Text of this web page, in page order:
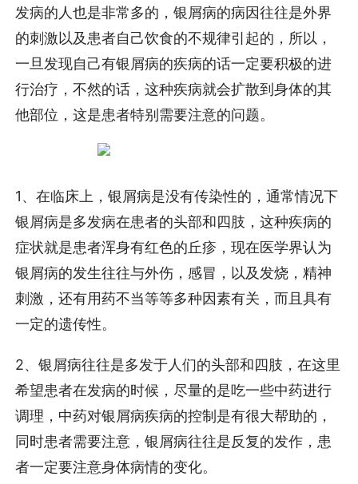
发病的人也是非常多的，银屑病的病因往往是外界
的刺激以及患者自己饮食的不规律引起的，所以，
一旦发现自己有银屑病的疾病的话一定要积极的进
行治疗，不然的话，这种疾病就会扩散到身体的其
他部位，这是患者特别需要注意的问题。
1、在临床上，银屑病是没有传染性的，通常情况下
银屑病是多发病在患者的头部和四肢，这种疾病的
症状就是患者浑身有红色的丘疹，现在医学界认为
银屑病的发生往往与外伤，感冒，以及发烧，精神
刺激，还有用药不当等等多种因素有关，而且具有
一定的遗传性。
2、银屑病往往是多发于人们的头部和四肢，在这里
希望患者在发病的时候，尽量的是吃一些中药进行
调理，中药对银屑病疾病的控制是有很大帮助的，
同时患者需要注意，银屑病往往是反复的发作，患
者一定要注意身体病情的变化。